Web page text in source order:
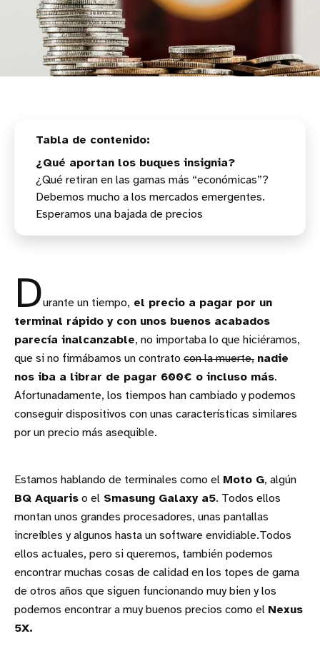
¿Qué aportan los buques insignia?
¿Qué retiran en las gamas más “económicas”?
Debemos mucho a los mercados emergentes.
Esperamos una bajada de precios
Durante un tiempo, el precio a pagar por un
terminal rápido y con unos buenos acabados
parecía inalcanzable, no importaba lo que hiciéramos,
que si no firmábamos un contrato con la muerte, nadie
nos iba a librar de pagar 600€ o incluso más.
Afortunadamente, los tiempos han cambiado y podemos
conseguir dispositivos con unas características similares
por un precio más asequible.
Estamos hablando de terminales como el Moto G, algún
BQ Aquaris o el Smasung Galaxy a5. Todos ellos
montan unos grandes procesadores, unas pantallas
increíbles y algunos hasta un software envidiable.Todos
ellos actuales, pero si queremos, también podemos
encontrar muchas cosas de calidad en los topes de gama
de otros años que siguen funcionando muy bien y los
podemos encontrar a muy buenos precios como el Nexus
5X.